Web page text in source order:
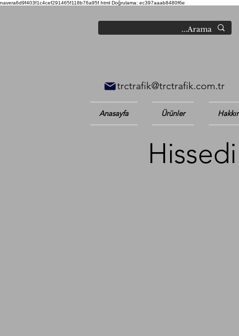
navera6d9f403f1c4cef291465f118b76a95f.html Doğrulama: ec397aaab8480f6e
trctrafik@trctrafik.com.tr
Anasayfa Ürünler